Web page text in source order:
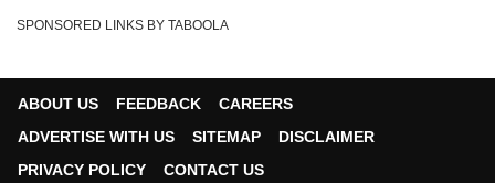
SPONSORED LINKS BY TABOOLA
ABOUT US FEEDBACK
CAREERS
ADVERTISE WITH US
SITEMAP
DISCLAIMER
PRIVACY POLICY
CONTACT US